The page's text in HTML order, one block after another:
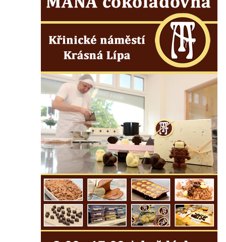
Budějovicích
Socha svatého Josefa na nádvoří kláštera
dominikánů v Českých Budějovicích
Socha svatého Dominika na nádvoří
kláštera dominikánů v Českých
Budějovicích
Sousoší Kalvárie před klášterem
dominikánů u Piaristického náměstí v
Českých Budějovicích
Socha svatého Václava u pramene v
Semilech
Pamětní deska Tomáše Garrigue Masaryka
na radnici v Českých Budějovicích
Pamětní deska na biskupské rezidenci v
Českých Budějovicích